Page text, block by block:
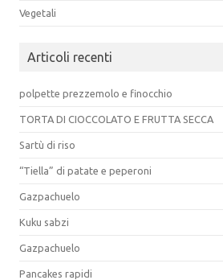
Vegetali
Articoli recenti
polpette prezzemolo e finocchio
TORTA DI CIOCCOLATO E FRUTTA SECCA
Sartù di riso
“Tiella” di patate e peperoni
Gazpachuelo
Kuku sabzi
Gazpachuelo
Pancakes rapidi